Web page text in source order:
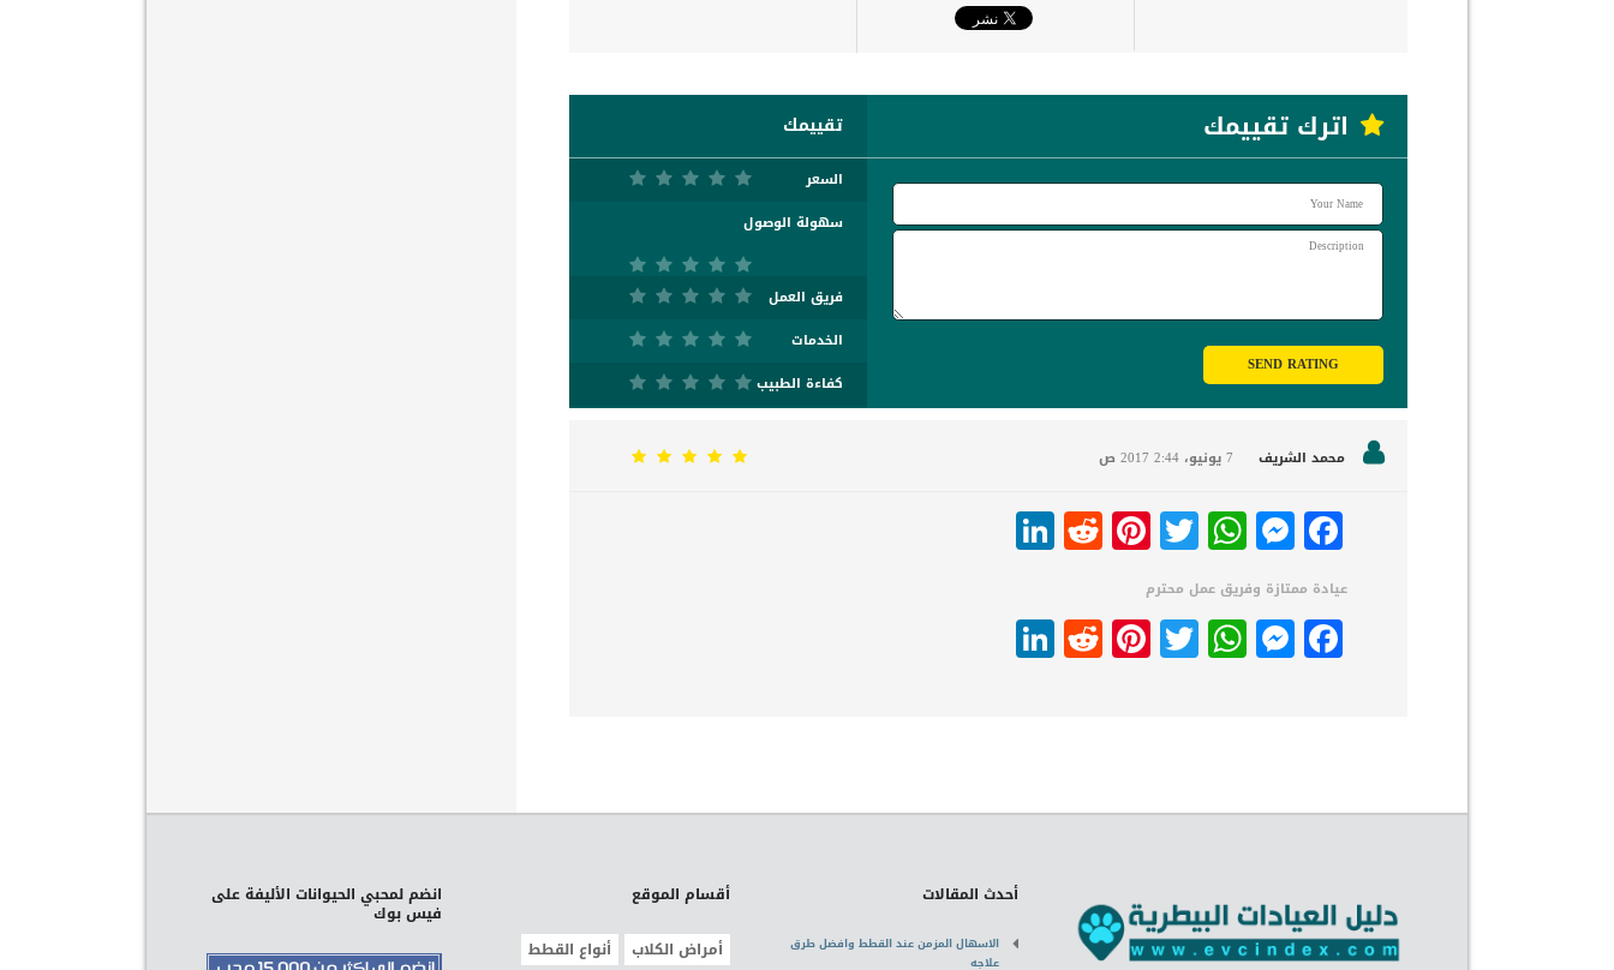
اترك تقييمك تقييمك
السعر
سهولة الوصول
فريق العمل
الخدمات
كفاءة الطبيب
SEND RATING
محمد الشريف 7 يونيو، 2017 2:44 ص
Facebook
Messenger
WhatsApp
Twitter
Pinterest
Reddit
عيادة ممتازة وفريق عمل محترم
Facebook
Messenger
WhatsApp
Twitter
Pinterest
Reddit
أحدث المقالات
الاسهال المزمن عند القطط وافضل طرق
علاجه
أقسام الموقع
أمراض الكلاب أنواع القطط
انضم لمحبي الحيوانات الأليفة على
فيس بوك